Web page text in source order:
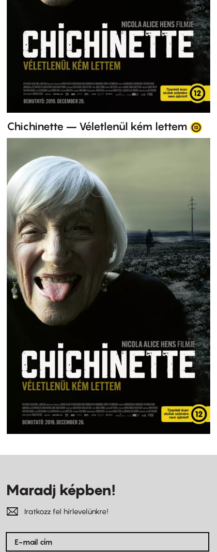
Chichinette – Véletlenül kém lettem
Maradj képben!
Iratkozz fel hírlevelünkre!